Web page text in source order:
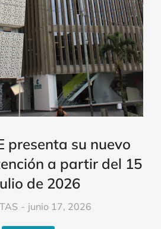
presenta su nuevo
a partir del 15
de 2026
junio 17, 2026